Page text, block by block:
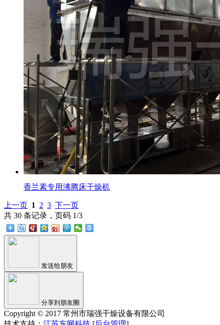
香兰素专用沸腾床干燥机
上一页 1 2 3 下一页
共 30 条记录，页码 1/3
发送给朋友
分享到朋友圈
Copyright © 2017 常州市瑞强干燥设备有限公司